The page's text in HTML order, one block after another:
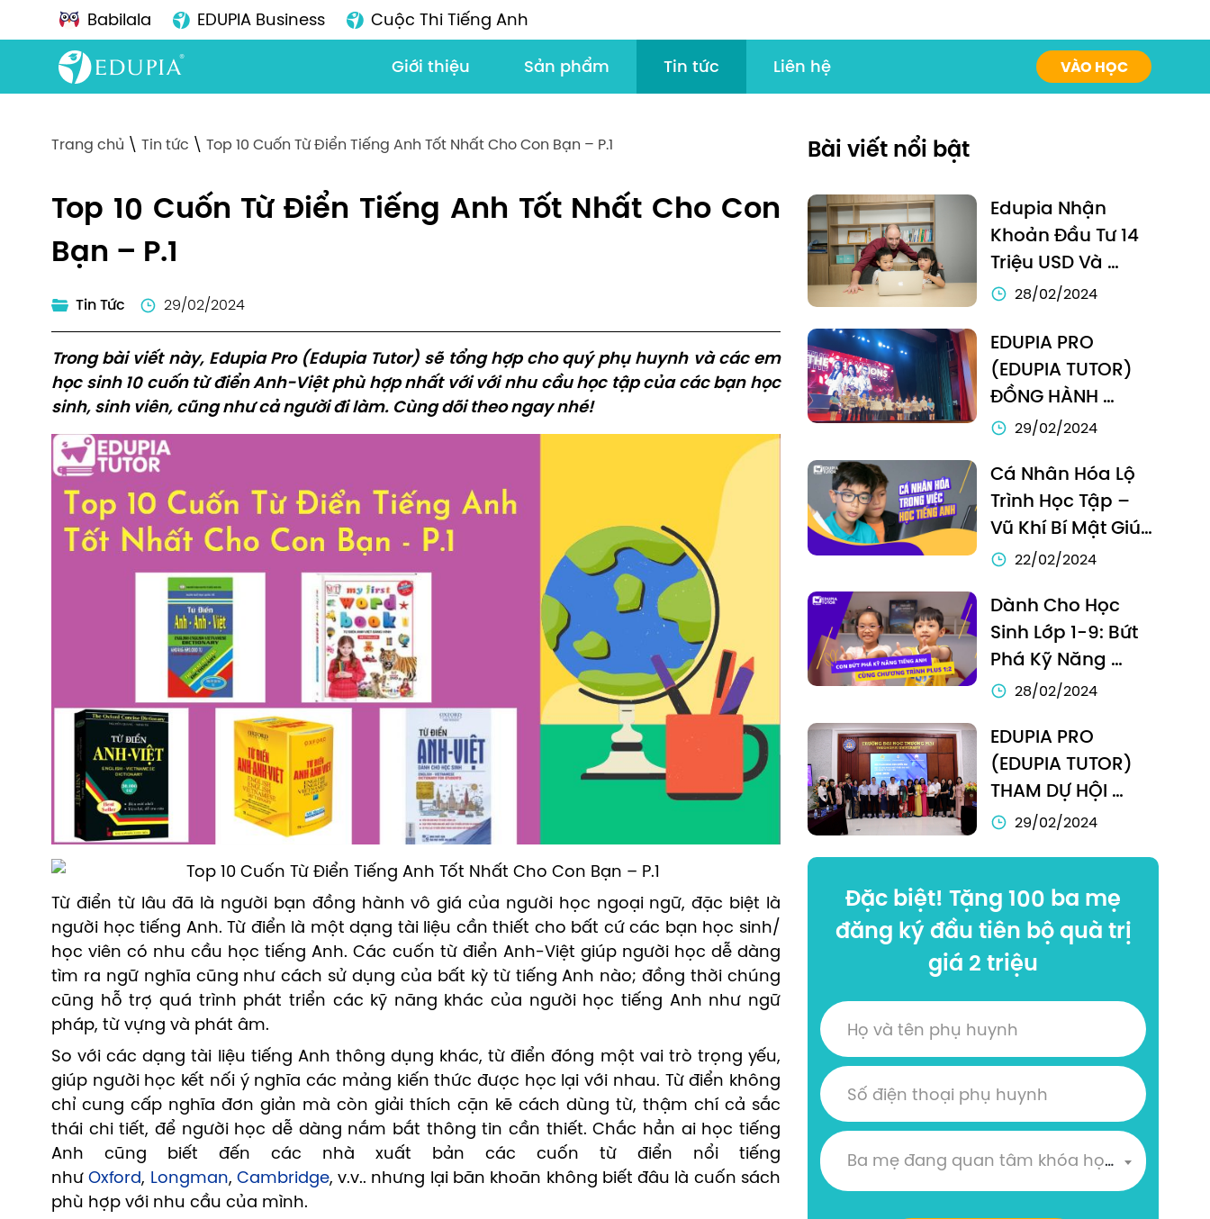
Babilala EDUPIA Business
Cuộc Thi Tiếng Anh
Giới thiệu
Sản phẩm Tin tức Liên hệ VÀO HỌC
Trang chủ \ Tin tức \ Top 10 Cuốn Từ Điển Tiếng Anh Tốt Nhất Cho Con Bạn – P.1
Top 10 Cuốn Từ Điển Tiếng Anh Tốt Nhất Cho Con
Bạn – P.1
Tin Tức 29/02/2024
Trong bài viết này, Edupia Pro (Edupia Tutor) sẽ tổng hợp cho quý phụ huynh và các em
học sinh 10 cuốn từ điển Anh-Việt phù hợp nhất với với nhu cầu học tập của các bạn học
sinh, sinh viên, cũng như cả người đi làm. Cùng dõi theo ngay nhé!
Từ điển từ lâu đã là người bạn đồng hành vô giá của người học ngoại ngữ, đặc biệt là
người học tiếng Anh. Từ điển là một dạng tài liệu cần thiết cho bất cứ các bạn học sinh/
học viên có nhu cầu học tiếng Anh. Các cuốn từ điển Anh-Việt giúp người học dễ dàng
tìm ra ngữ nghĩa cũng như cách sử dụng của bất kỳ từ tiếng Anh nào; đồng thời chúng
cũng hỗ trợ quá trình phát triển các kỹ năng khác của người học tiếng Anh như ngữ
pháp, từ vựng và phát âm.
So với các dạng tài liệu tiếng Anh thông dụng khác, từ điển đóng một vai trò trọng yếu,
giúp người học kết nối ý nghĩa các mảng kiến thức được học lại với nhau. Từ điển không
chỉ cung cấp nghĩa đơn giản mà còn giải thích cặn kẽ cách dùng từ, thậm chí cả sắc
thái chi tiết, để người học dễ dàng nắm bắt thông tin cần thiết. Chắc hẳn ai học tiếng
Anh cũng biết đến các nhà xuất bản các cuốn từ điển nổi tiếng
nhưOxford, Longman, Cambridge, v.v.. nhưng lại băn khoăn không biết đâu là cuốn sách
phù hợp với nhu cầu của mình.
Bài viết nổi bật
Edupia Nhận
Khoản Đầu Tư 14
Triệu USD Và
Hướng Tới “Xuất
Thị Trường ĐôNg
Nam Á
28/02/2024
EDUPIA PRO
(EDUPIA TUTOR)
ĐỒNG HÀNH
CÙNG HỌC VIỆN
CUỘC THI SPEAK
OUT LOUD 2023
29/02/2024
Cá Nhân Hóa Lộ
Trình Học Tập –
Vũ Khí Bí Mật Giúp
Con Nhảy Vọt
22/02/2024
Dành Cho Học
Sinh Lớp 1-9: Bứt
Phá Kỹ Năng
Tiếng Anh Với
1:2
28/02/2024
EDUPIA PRO
(EDUPIA TUTOR)
THAM DỰ HỘI
THẢO KHOA HỌC
NGỮ Ở BẬC ĐẠI
HỌC
29/02/2024
Đặc biệt! Tặng 100 ba mẹ
đăng ký đầu tiên bộ quà trị
giá 2 triệu
Ba mẹ đang quan tâm khóa học nào?